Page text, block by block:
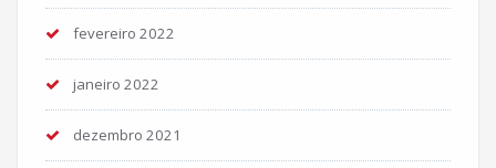
fevereiro 2022
janeiro 2022
dezembro 2021